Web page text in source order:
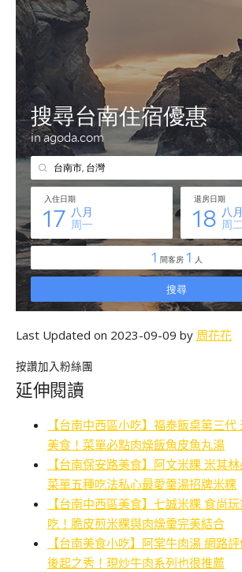
Last Updated on 2023-09-09 by 周花花
按讚加入粉絲團
延伸閱讀
【台南中西區小吃】福泰飯桌第三
美食！菜單必點肉燥飯魚皮魚丸湯
【台南保安路美食】阿文米粿 米其
菜單五種吃法私心最愛羹湯招牌米粿
【台南中西區美食】七誠米粿 食尚
吃！脆皮煎米粿與肉燥羹完美結合
【台南美食小吃】阿棠牛肉湯 網路
後起之秀！現炒牛肉系列也很推薦